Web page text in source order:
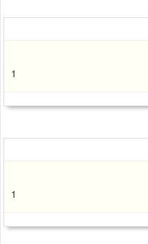
1
1